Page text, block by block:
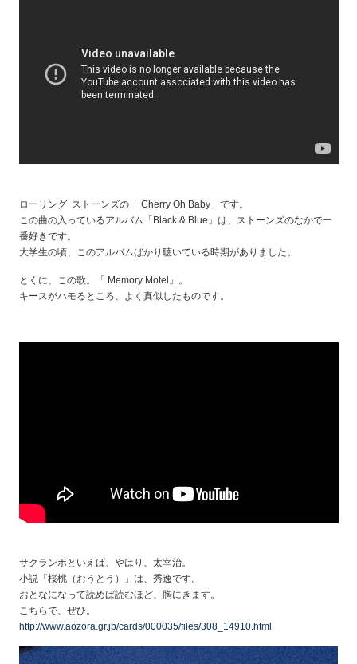
ローリング･ストーンズの「 Cherry Oh Baby」です。
この曲の入っているアルバム「Black & Blue」は、ストーンズのなかで一
番好きです。
大学生の頃、このアルバムばかり聴いている時期がありました。
とくに、この歌。「 Memory Motel」。
キースがハモるところ、よく真似したものです。
サクランボといえば、やはり、太宰治。
小説「桜桃（おうとう）」は、秀逸です。
おとなになって読めば読むほど、胸にきます。
こちらで、ぜひ。
http://www.aozora.gr.jp/cards/000035/files/308_14910.html